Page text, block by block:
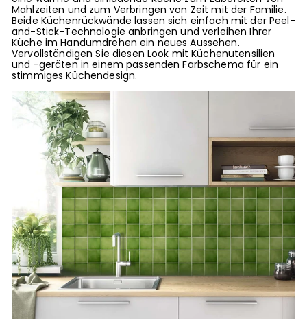
Mahlzeiten und zum Verbringen von Zeit mit der Familie.
Beide Küchenrückwände lassen sich einfach mit der Peel-
and-Stick-Technologie anbringen und verleihen Ihrer
Küche im Handumdrehen ein neues Aussehen.
Vervollständigen Sie diesen Look mit Küchenutensilien
und -geräten in einem passenden Farbschema für ein
stimmiges Küchendesign.